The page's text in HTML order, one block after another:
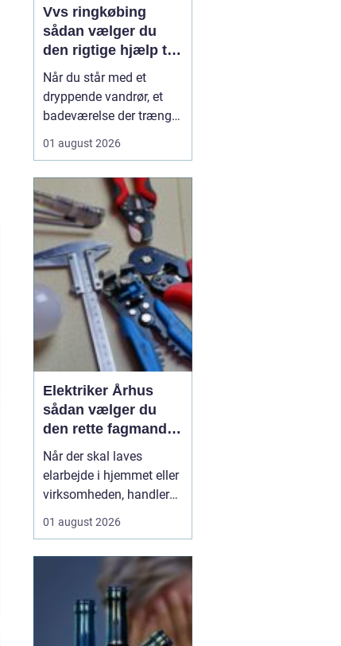
Vvs ringkøbing
sådan vælger du
den rigtige hjælp til
vand, varme og
ventilation
Når du står med et
dryppende vandrør, et
badeværelse der trænger
renovering, eller en
løbsk, er en pålidelig
VVS-installatør guld
værd. I Ringkøbing og
omegn spiller VVS-
firmaerne en central rolle
for både...
01 august 2026
Elektriker Århus
sådan vælger du
den rette fagmand
til opgaven
Når der skal laves
elarbejde i hjemmet eller
virksomheden, handler
Sikkerhed, kvalitet og
spiller en lige så stor
rolle. Mange søgerefter
en elektriker Århus
, men
hvad skal ...
01 august 2026